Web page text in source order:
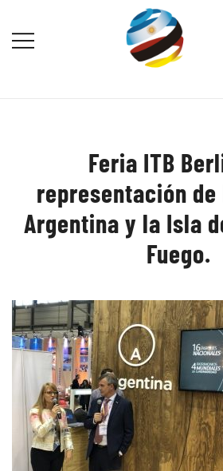
contenido
Feria ITB
representación de
Argentina y la Isla
Fuego.